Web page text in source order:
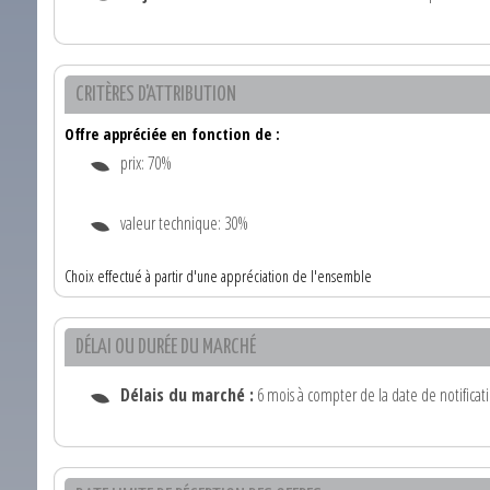
CRITÈRES D'ATTRIBUTION
Offre appréciée en fonction de :
prix: 70%
valeur technique: 30%
Choix effectué à partir d'une appréciation de l'ensemble
DÉLAI OU DURÉE DU MARCHÉ
Délais du marché : 6 mois à compter de la date de